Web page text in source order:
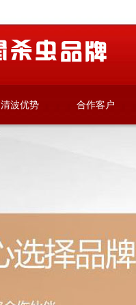
清波优势 合作客户